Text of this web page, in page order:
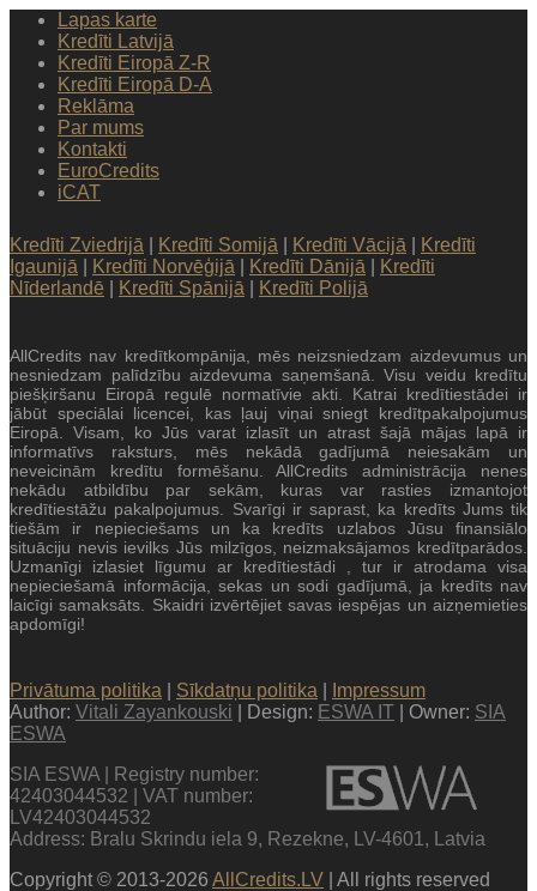
Lapas karte
Kredīti Latvijā
Kredīti Eiropā Z-R
Kredīti Eiropā D-A
Reklāma
Par mums
Kontakti
EuroCredits
iCAT
Kredīti Zviedrijā Kredīti Somijā Kredīti Vācijā
Kredīti
Igaunijā
Kredīti Norvēģijā Kredīti Dānijā
Kredīti
Nīderlandē
Kredīti Spānijā Kredīti Polijā
AllCredits nav kredītkompānija, mēs neizsniedzam aizdevumus un
nesniedzam palīdzību aizdevuma saņemšanā. Visu veidu kredītu
piešķiršanu Eiropā regulē normatīvie akti. Katrai kredītiestādei ir
jābūt speciālai licencei, kas ļauj viņai sniegt kredītpakalpojumus
Eiropā. Visam, ko Jūs varat izlasīt un atrast šajā mājas lapā ir
informatīvs raksturs, mēs nekādā gadījumā neiesakām un
neveicinām kredītu formēšanu. AllCredits administrācija nenes
nekādu atbildību par sekām, kuras var rasties izmantojot
kredītiestāžu pakalpojumus. Svarīgi ir saprast, ka kredīts Jums tik
tiešām ir nepieciešams un ka kredīts uzlabos Jūsu finansiālo
situāciju nevis ievilks Jūs milzīgos, neizmaksājamos kredītparādos.
Uzmanīgi izlasiet līgumu ar kredītiestādi , tur ir atrodama visa
nepieciešamā informācija, sekas un sodi gadījumā, ja kredīts nav
laicīgi samaksāts. Skaidri izvērtējiet savas iespējas un aizņemieties
apdomīgi!
Privātuma politika Sīkdatņu politika
Impressum
Author: Vitali Zayankouski | Design: ESWA IT | Owner: SIA
ESWA
SIA ESWA | Registry number:
42403044532 | VAT number:
LV42403044532
Address: Bralu Skrindu iela 9, Rezekne, LV-4601, Latvia
Copyright © 2013-2026 AllCredits.LV | All rights reserved